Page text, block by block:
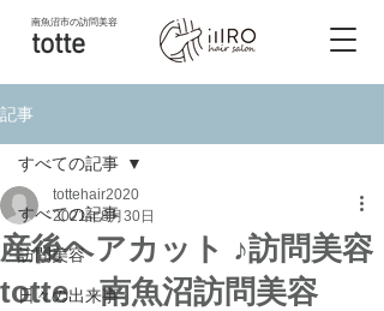
南魚沼市の訪問美容
totte
記事
すべての記事
訪問美容
日々の出来事
すべての記事
産後ヘアカット ♪訪問美容
totte 南魚沼訪問美容
tottehair2020
2021年8月30日